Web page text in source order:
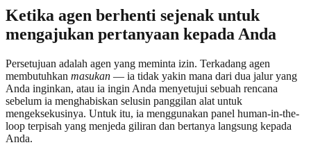
Ketika agen berhenti sejenak untuk
mengajukan pertanyaan kepada Anda
Persetujuan adalah agen yang meminta izin. Terkadang agen
membutuhkan masukan — ia tidak yakin mana dari dua jalur yang
Anda inginkan, atau ia ingin Anda menyetujui sebuah rencana
sebelum ia menghabiskan selusin panggilan alat untuk
mengeksekusinya. Untuk itu, ia menggunakan panel human-in-the-
loop terpisah yang menjeda giliran dan bertanya langsung kepada
Anda.